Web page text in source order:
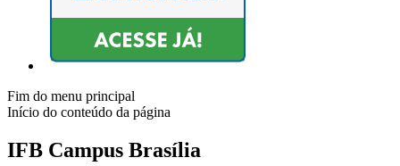
Fim do menu principal
Início do conteúdo da página
IFB Campus Brasília